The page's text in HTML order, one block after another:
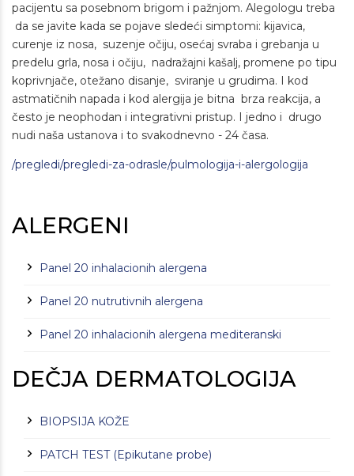
pacijentu sa posebnom brigom i pažnjom. Alegologu treba
da se javite kada se pojave sledeći simptomi: kijavica,
curenje iz nosa, suzenje očiju, osećaj svraba i grebanja u
predelu grla, nosa i očiju, nadražajni kašalj, promene po tipu
koprivnjače, otežano disanje, sviranje u grudima. I kod
astmatičnih napada i kod alergija je bitna brza reakcija, a
često je neophodan i integrativni pristup. I jedno i drugo
nudi naša ustanova i to svakodnevno - 24 časa.
/pregledi/pregledi-za-odrasle/pulmologija-i-alergologija
ALERGENI
Panel 20 inhalacionih alergena
Panel 20 nutrutivnih alergena
Panel 20 inhalacionih alergena mediteranski
DEČJA DERMATOLOGIJA
BIOPSIJA KOŽE
PATCH TEST (Epikutane probe)